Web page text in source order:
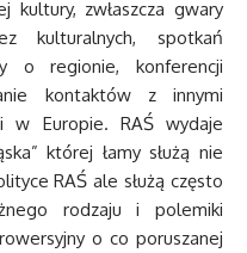
kultury, zwłaszcza gwary
kulturalnych, spotkań
o regionie, konferencji
kontaktów z innymi
w Europie. RAŚ wydaje
której łamy służą nie
RAŚ ale służą często
rodzaju i polemiki
o co poruszanej